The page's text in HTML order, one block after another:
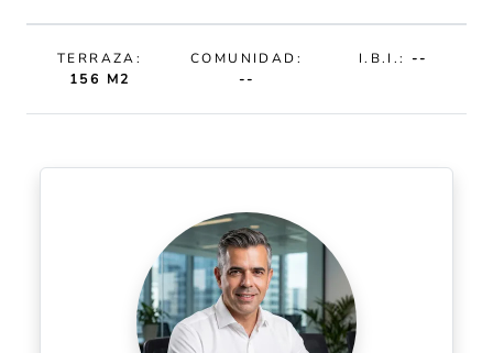
TERRAZA:
156 M2
COMUNIDAD:
--
I.B.I.:--